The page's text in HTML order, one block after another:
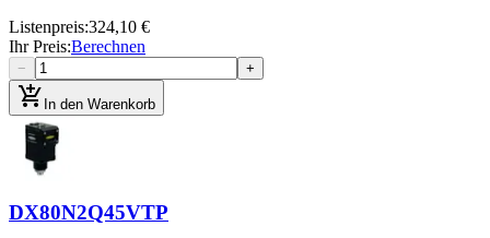
Listenpreis:324,10 €
Ihr Preis:Berechnen
− +
add_shopping_cart In den Warenkorb
DX80N2Q45VTP